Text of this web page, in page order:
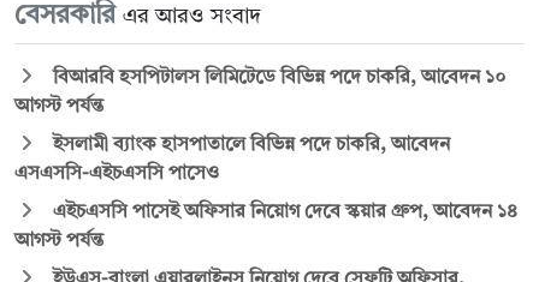
বেসরকারি এর আরও সংবাদ
বিআরবি হসপিটালস লিমিটেডে বিভিন্ন পদে চাকরি, আবেদন ১০
আগস্ট পর্যন্ত
ইসলামী ব্যাংক হাসপাতালে বিভিন্ন পদে চাকরি, আবেদন
এসএসসি-এইচএসসি পাসেও
এইচএসসি পাসেই অফিসার নিয়োগ দেবে স্কয়ার গ্রুপ, আবেদন ১৪
আগস্ট পর্যন্ত